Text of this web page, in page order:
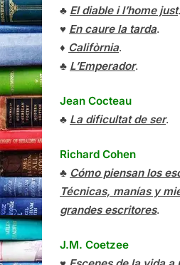
♣ El diable i l’home just.
♥ En caure la tarda.
♦ Califòrnia.
♣ L’Emperador.
Jean Cocteau
♣ La dificultat de ser.
Richard Cohen
♣ Cómo piensan los
Técnicas, manías y
grandes escritores.
J.M. Coetzee